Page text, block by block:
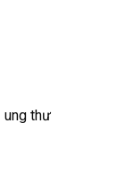
ung thư